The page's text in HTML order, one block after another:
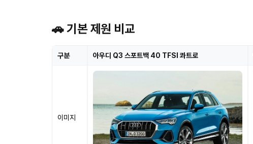
🚗 기본 제원 비교
구분 아우디 Q3 스포트백 40 TFSI 콰트로
이미지